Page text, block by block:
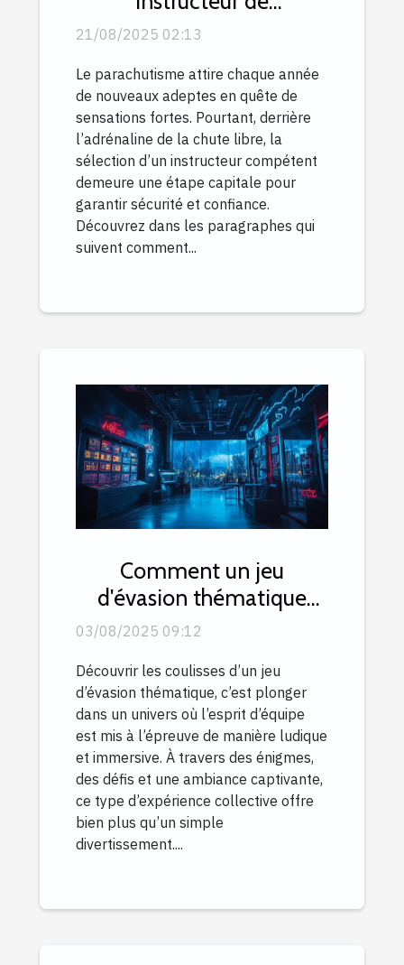
parachutisme ?
21/08/2025 02:13
Le parachutisme attire chaque année
de nouveaux adeptes en quête de
sensations fortes. Pourtant, derrière
l’adrénaline de la chute libre, la
sélection d’un instructeur compétent
demeure une étape capitale pour
garantir sécurité et confiance.
Découvrez dans les paragraphes qui
suivent comment...
Comment un jeu
d'évasion thématique
peut renforcer l'esprit
03/08/2025 09:12
Découvrir les coulisses d’un jeu
d’évasion thématique, c’est plonger
dans un univers où l’esprit d’équipe
est mis à l’épreuve de manière ludique
et immersive. À travers des énigmes,
des défis et une ambiance captivante,
ce type d’expérience collective offre
bien plus qu’un simple
divertissement....